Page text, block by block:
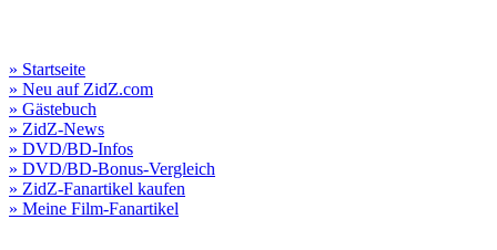
» Startseite
» Neu auf ZidZ.com
» Gästebuch
» ZidZ-News
» DVD/BD-Infos
» DVD/BD-Bonus-Vergleich
» ZidZ-Fanartikel kaufen
» Meine Film-Fanartikel